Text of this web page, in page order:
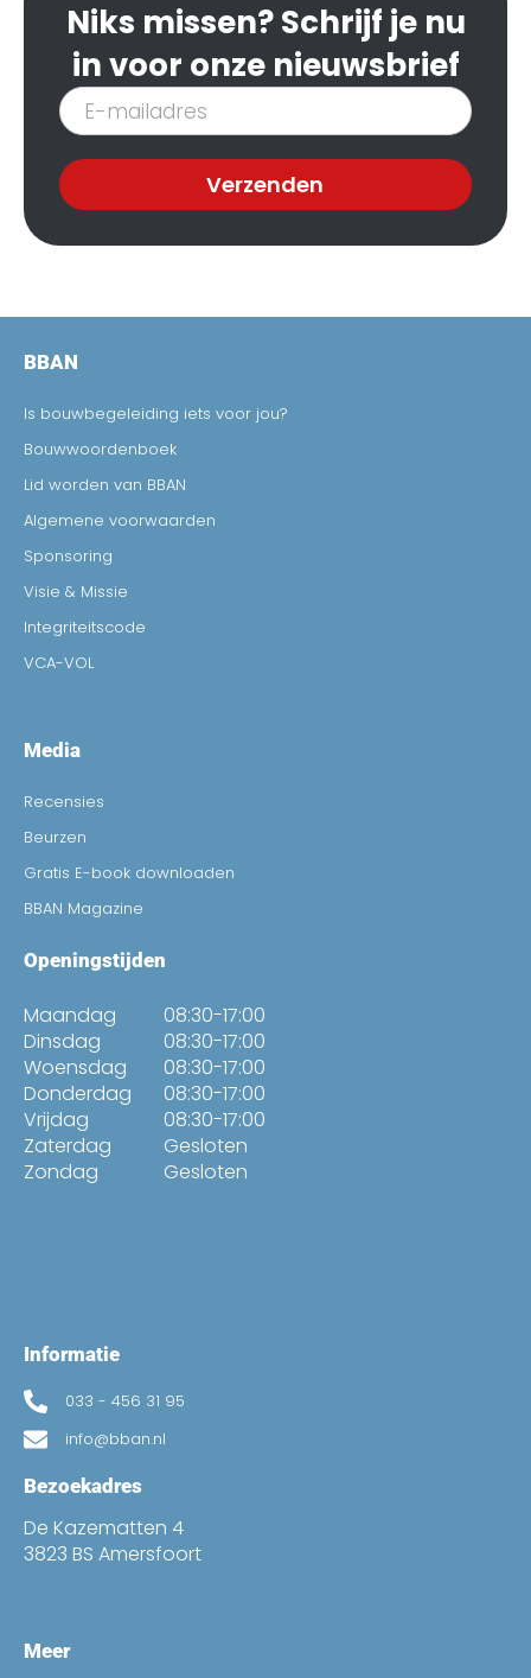
Niks missen? Schrijf je nu
in voor onze nieuwsbrief
Inschrijven
nieuwsbrief
Verzenden
BBAN
Is bouwbegeleiding iets voor jou?
Bouwwoordenboek
Lid worden van BBAN
Algemene voorwaarden
Sponsoring
Visie & Missie
Integriteitscode
VCA-VOL
Media
Recensies
Beurzen
Gratis E-book downloaden
BBAN Magazine
Openingstijden
Maandag
Dinsdag
Woensdag
Donderdag
Vrijdag
Zaterdag
Zondag
08:30-17:00
08:30-17:00
08:30-17:00
08:30-17:00
08:30-17:00
Gesloten
Gesloten
Informatie
033 - 456 31 95
info@bban.nl
Bezoekadres
De Kazematten 4
3823 BS Amersfoort
Meer